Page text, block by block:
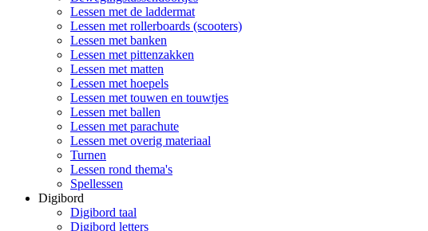
Lessen met de laddermat
Lessen met rollerboards (scooters)
Lessen met banken
Lessen met pittenzakken
Lessen met matten
Lessen met hoepels
Lessen met touwen en touwtjes
Lessen met ballen
Lessen met parachute
Lessen met overig materiaal
Turnen
Lessen rond thema's
Spellessen
Digibord
Digibord taal
Digibord letters